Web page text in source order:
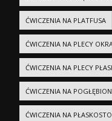
ĆWICZENIA NA PLATFUSA
ĆWICZENIA NA PLECY
ĆWICZENIA NA PLECY
ĆWICZENIA NA
ĆWICZENIA NA